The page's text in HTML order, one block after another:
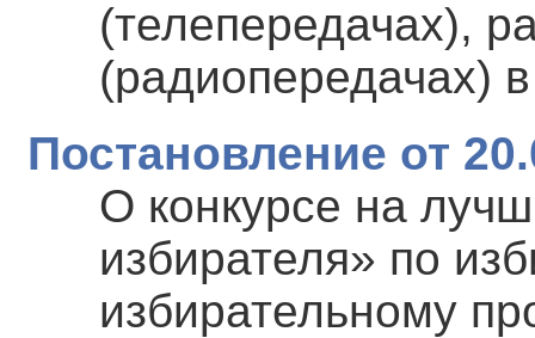
(телепередачах),
(радиопередачах)
Постановление от
О конкурсе на
избирателя» по
избирательному